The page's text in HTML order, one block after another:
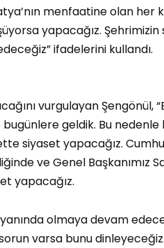
menfaatine olan her
yapacağız. Şehrimizin
ifadelerini kullandı.
vurgulayan Şengönül,
geldik. Bu
siyaset yapacağız.
ve Genel Başkanımız
yapacağız.
olmaya devam
varsa bunu